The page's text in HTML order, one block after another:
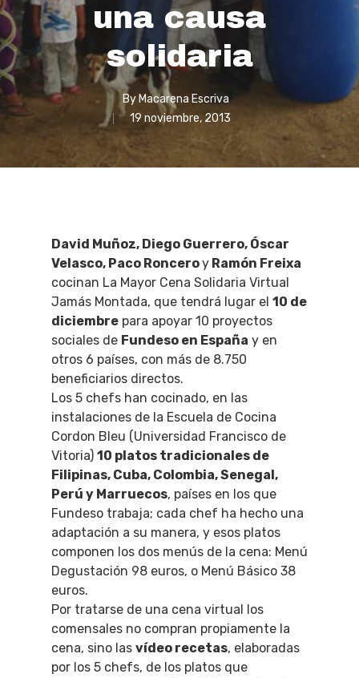
una causa
solidaria
By Macarena Escriva
19 noviembre, 2013
David Muñoz, Diego Guerrero, Óscar
Velasco, Paco Ronceroy Ramón Freixa
cocinan La Mayor Cena Solidaria Virtual
Jamás Montada, que tendrá lugar el 10 de
diciembre para apoyar 10 proyectos
sociales de Fundeso en España y en
otros 6 países, con más de 8.750
beneficiarios directos.
Los 5 chefs han cocinado, en las
instalaciones de la Escuela de Cocina
Cordon Bleu (Universidad Francisco de
Vitoria) 10 platos tradicionales de
Filipinas, Cuba, Colombia, Senegal,
Perú y Marruecos, países en los que
Fundeso trabaja; cada chef ha hecho una
adaptación a su manera, y esos platos
componen los dos menús de la cena: Menú
Degustación 98 euros, o Menú Básico 38
euros.
Por tratarse de una cena virtual los
comensales no compran propiamente la
cena, sino las vídeo recetas, elaboradas
por los 5 chefs, de los platos que